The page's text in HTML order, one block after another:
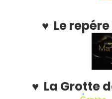
♥ Le
♥ La Grotte